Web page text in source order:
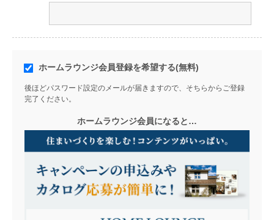
ホームラウンジ会員登録を希望する(無料)
後ほどパスワード設定のメールが届きますので、そちらからご登録
完了ください。
ホームラウンジ会員になると…